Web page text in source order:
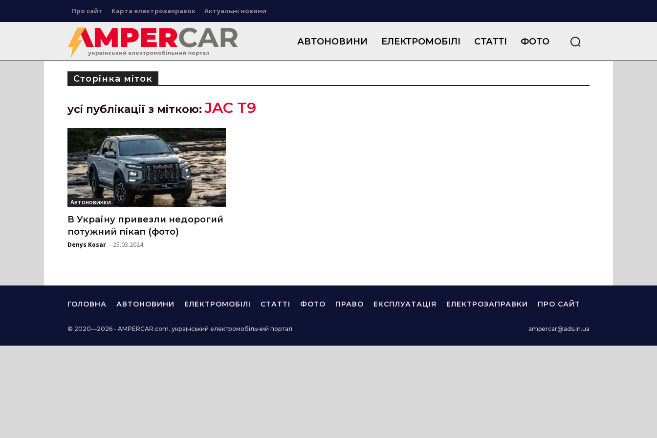
Про сайт Карта електрозаправок Актуальні новини
АВТОНОВИНИ ЕЛЕКТРОМОБІЛІ СТАТТІ ФОТО
Сторінка міток
усі публікації з міткою:JAC T9
Автоновинки
В Україну привезли недорогий
потужний пікап (фото)
Denys Kosar - 25.03.2024
ГОЛОВНА АВТОНОВИНИ ЕЛЕКТРОМОБІЛІ СТАТТІ ФОТО ПРАВО ЕКСПЛУАТАЦІЯ ЕЛЕКТРОЗАПРАВКИ ПРО САЙТ
© 2020—2026 - AMPERCAR.com. український електромобільний портал. ampercar@ads.in.ua